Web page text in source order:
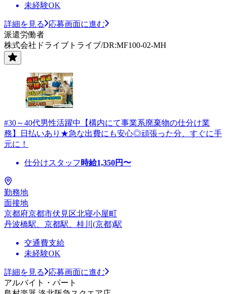
未経験OK
詳細を見る
応募画面に進む
派遣労働者
株式会社ドライブトライブ/DR:MF100-02-MH
#30～40代男性活躍中【構内にて事業系廃棄物の仕分け業
務】日払いあり★急な出費にも安心◎頑張った分、すぐに手
元に！
仕分けスタッフ 時給1,350円〜
勤務地
面接地
京都府京都市伏見区北寝小屋町
丹波橋駅、京都駅、桂川(京都)駅
交通費支給
未経験OK
詳細を見る
応募画面に進む
アルバイト・パート